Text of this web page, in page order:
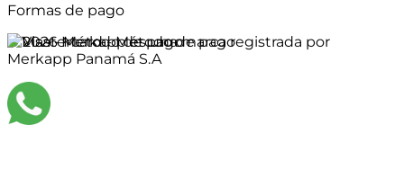
Formas de pago
©2026Merkapp es una marca registrada por
Merkapp Panamá S.A